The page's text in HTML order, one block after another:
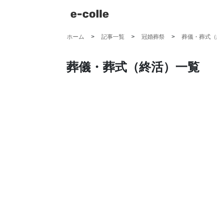
ホーム 記事一覧 冠婚葬祭 葬儀・葬式
葬儀・葬式（終活）一覧